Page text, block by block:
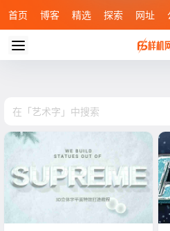
首页 博客 精选 探索 网址